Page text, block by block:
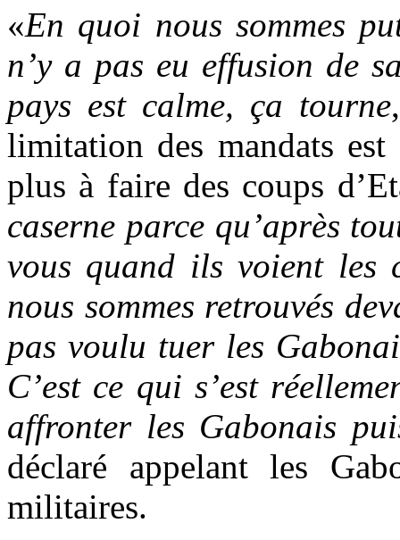
«En quoi nous sommes
n’y a pas eu effusion de
pays est calme, ça tourne
limitation des mandats est
plus à faire des coups
caserne parce qu’après
vous quand ils voient les
nous sommes retrouvés
pas voulu tuer les
C’est ce qui s’est
affronter les Gabonais
déclaré appelant les
militaires.